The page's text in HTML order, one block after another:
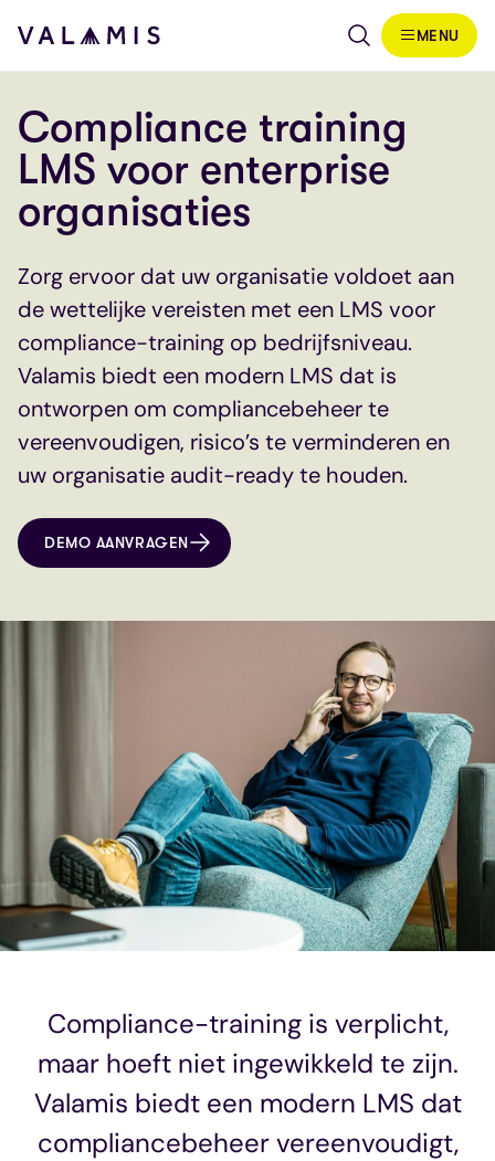
Skip to content
Valamis
MENU
Compliance training
LMS voor enterprise
organisaties
Zorg ervoor dat uw organisatie voldoet aan
de wettelijke vereisten met een LMS voor
compliance-training op bedrijfsniveau.
Valamis biedt een modern LMS dat is
ontworpen om compliancebeheer te
vereenvoudigen, risico’s te verminderen en
uw organisatie audit-ready te houden.
DEMO AANVRAGEN
Compliance-training is verplicht,
maar hoeft niet ingewikkeld te zijn.
Valamis biedt een modern LMS dat
compliancebeheer vereenvoudigt,